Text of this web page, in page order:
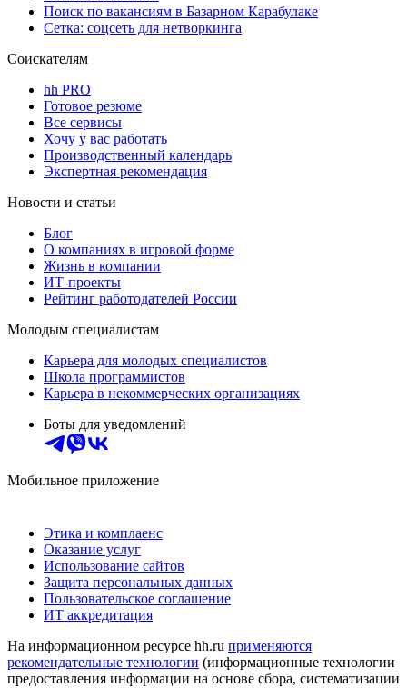
Поиск по вакансиям в Базарном Карабулаке
Сетка: соцсеть для нетворкинга
Соискателям
hh PRO
Готовое резюме
Все сервисы
Хочу у вас работать
Производственный календарь
Экспертная рекомендация
Новости и статьи
Блог
О компаниях в игровой форме
Жизнь в компании
ИТ-проекты
Рейтинг работодателей России
Молодым специалистам
Карьера для молодых специалистов
Школа программистов
Карьера в некоммерческих организациях
Боты для уведомлений
Мобильное приложение
Этика и комплаенс
Оказание услуг
Использование сайтов
Защита персональных данных
Пользовательское соглашение
ИТ аккредитация
На информационном ресурсе hh.ru применяются
рекомендательные технологии (информационные технологии
предоставления информации на основе сбора, систематизации